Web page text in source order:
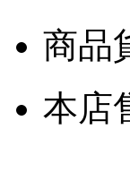
商品
本店